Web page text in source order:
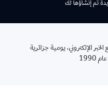
تم إنشاؤها لك
الإلكتروني، يومية جزائرية